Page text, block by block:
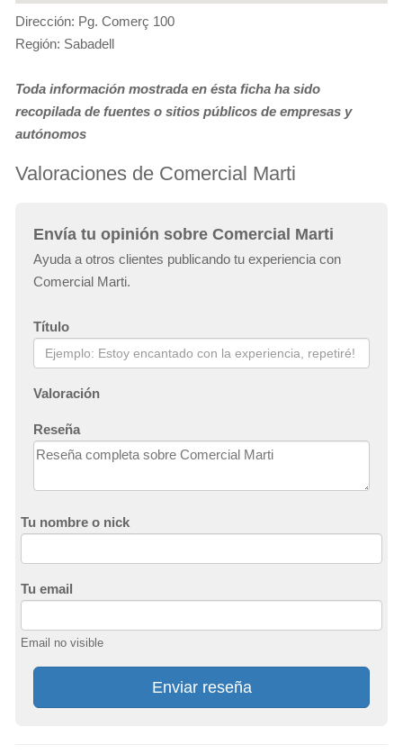
Dirección: Pg. Comerç 100
Región: Sabadell
Toda información mostrada en ésta ficha ha sido
recopilada de fuentes o sitios públicos de empresas y
autónomos
Valoraciones de Comercial Marti
Envía tu opinión sobre Comercial Marti
Ayuda a otros clientes publicando tu experiencia con
Comercial Marti.
Título
Valoración
Reseña
Tu nombre o nick
Tu email
Email no visible
Enviar reseña